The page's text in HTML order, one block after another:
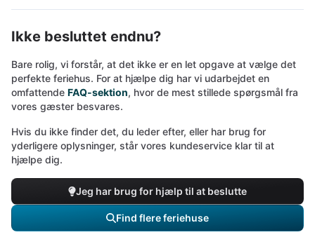
Ikke besluttet endnu?
Bare rolig, vi forstår, at det ikke er en let opgave at vælge det
perfekte feriehus. For at hjælpe dig har vi udarbejdet en
omfattende FAQ-sektion, hvor de mest stillede spørgsmål fra
vores gæster besvares.
Hvis du ikke finder det, du leder efter, eller har brug for
yderligere oplysninger, står vores kundeservice klar til at
hjælpe dig.
Jeg har brug for hjælp til at beslutte
Find flere feriehuse